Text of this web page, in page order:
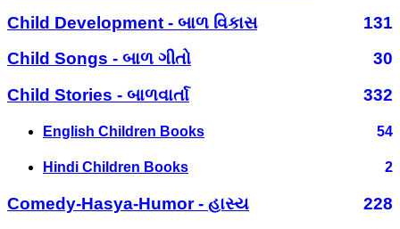
Child Development - બાળ વિકાસ
131
Child Songs - બાળ ગીતો
30
Child Stories - બાળવાર્તા
332
English Children Books 54
Hindi Children Books 2
Comedy-Hasya-Humor - હાસ્ય
228